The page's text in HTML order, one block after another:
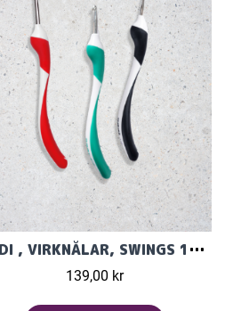
ADDI , VIRKNÅLAR, SWINGS 16CM
139,00 kr